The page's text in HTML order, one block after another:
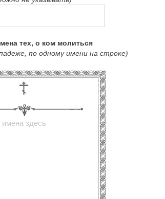
тех, о ком молиться
по одному имени на строке)